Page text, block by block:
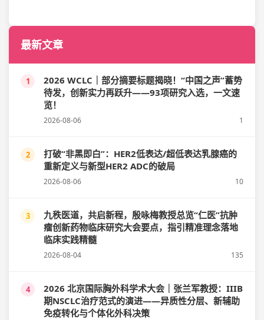
最新文章
1
2026 WCLC｜部分摘要标题揭晓！“中国之声”蓄势
待发，创新实力再跃升——93项研究入选，一文速
览！
2026-08-06 1
2
打破“非黑即白”：HER2低表达/超低表达乳腺癌的
重新定义与新型HER2 ADC的破局
2026-08-06 10
3
九秩医道，共启新程，殷咏梅教授总览“仁医”抗肿
瘤创新药物临床研究大会要点，指引精准理念落地
临床实践精髓
2026-08-04 135
4
2026 北京国际胸外科学术大会｜张兰军教授：IIIB
期NSCLC治疗范式的演进——异质性分层、新辅助
免疫转化与个体化外科决策